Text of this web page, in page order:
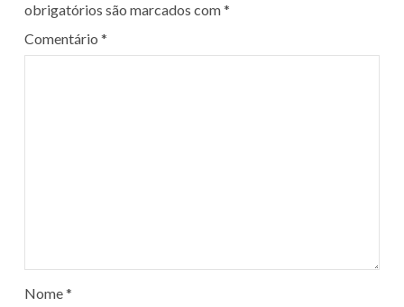
obrigatórios são marcados com*
Comentário *
Nome*